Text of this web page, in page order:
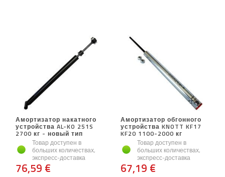
Амортизатор накатного
устройства AL-KO 251S
2700 кг - новый тип
Товар доступен в
больших количествах,
экспресс-доставка
76,59 €
Амортизатор обгонного
устройства KNOTT KF17
KF20 1100-2000 кг
Товар доступен в
больших количествах,
экспресс-доставка
67,19 €